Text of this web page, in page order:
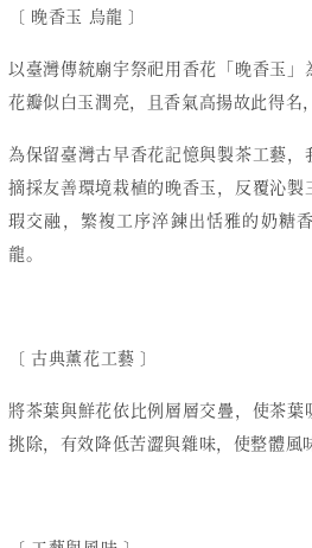
〔 晚香玉 烏龍 〕
以臺灣傳統廟宇祭祀用香花「晚香玉」
花瓣似白玉潤亮，且香氣高揚故此得名
為保留臺灣古早香花記憶與製茶工藝，
摘採友善環境栽植的晚香玉，反覆沁
瑕交融，繁複工序淬鍊出恬雅的奶糖
龍。
〔 古典薰花工藝〕
將茶葉與鮮花依比例層層交疊，使茶
挑除，有效降低苦澀與雜味，使整體風